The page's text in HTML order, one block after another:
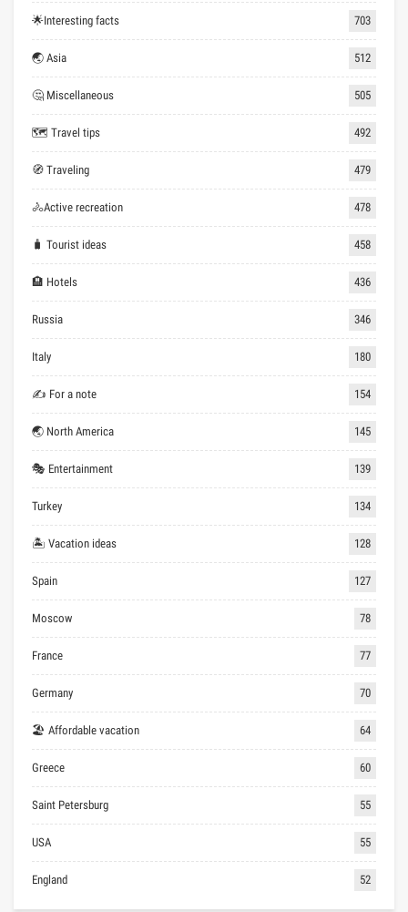
🌟Interesting facts 703
🌏 Asia 512
🤔 Miscellaneous 505
🗺 Travel tips 492
🧭 Traveling 479
🚴Active recreation 478
🧳 Tourist ideas 458
🏨 Hotels 436
Russia 346
Italy 180
✍ For a note 154
🌏 North America 145
🎭 Entertainment 139
Turkey 134
🏝 Vacation ideas 128
Spain 127
Moscow 78
France 77
Germany 70
🏖 Affordable vacation 64
Greece 60
Saint Petersburg 55
USA 55
England 52